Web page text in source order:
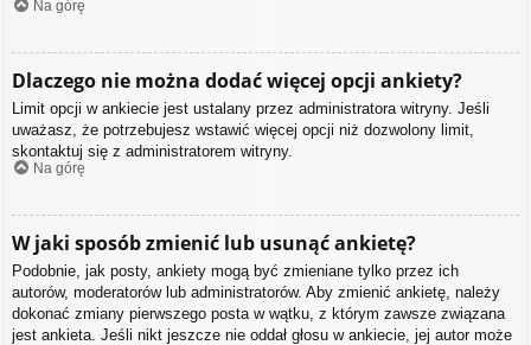
Na górę
Dlaczego nie można dodać więcej opcji ankiety?
Limit opcji w ankiecie jest ustalany przez administratora witryny. Jeśli
uważasz, że potrzebujesz wstawić więcej opcji niż dozwolony limit,
skontaktuj się z administratorem witryny.
Na górę
W jaki sposób zmienić lub usunąć ankietę?
Podobnie, jak posty, ankiety mogą być zmieniane tylko przez ich
autorów, moderatorów lub administratorów. Aby zmienić ankietę, należy
dokonać zmiany pierwszego posta w wątku, z którym zawsze związana
jest ankieta. Jeśli nikt jeszcze nie oddał głosu w ankiecie, jej autor może